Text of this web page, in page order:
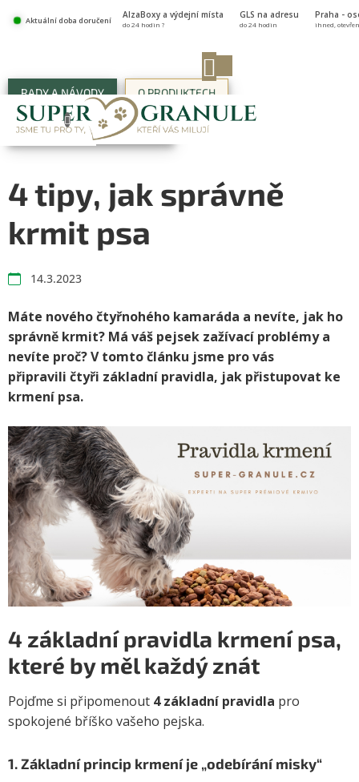
Aktuální doba doručení
AlzaBoxy a výdejní místa GLS na adresu Praha -
do 24 hodin ? do 24 hodin ihned,
RADY A NÁVODY O PRODUKTECH
ŽIVOT V SUPER-GRANULÍCH
4 tipy, jak správně
krmit psa
14.3.2023
Máte nového čtyřnohého kamaráda a nevíte, jak ho
správně krmit? Má váš pejsek zažívací problémy a
nevíte proč? V tomto článku jsme pro vás
připravili čtyři základní pravidla, jak přistupovat ke
krmení psa.
4 základní pravidla krmení psa,
které by měl každý znát
Pojďme si připomenout 4 základní pravidla pro
spokojené bříško vašeho pejska.
1. Základní princip krmení je „odebírání misky“